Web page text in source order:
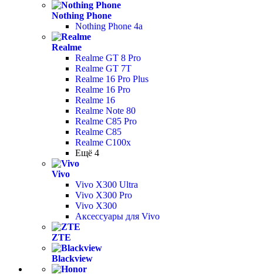
Nothing Phone
Nothing Phone 4a
Realme
Realme GT 8 Pro
Realme GT 7T
Realme 16 Pro Plus
Realme 16 Pro
Realme 16
Realme Note 80
Realme C85 Pro
Realme C85
Realme C100x
Ещё 4
Vivo
Vivo X300 Ultra
Vivo X300 Pro
Vivo X300
Аксессуары для Vivo
ZTE
Blackview